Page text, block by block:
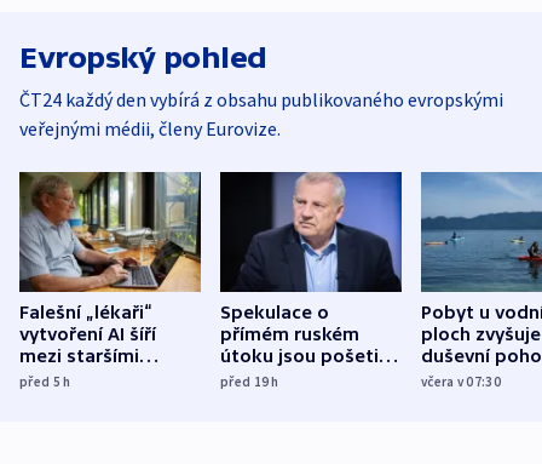
Evropský pohled
ČT24 každý den vybírá z obsahu publikovaného evropskými
veřejnými médii, členy Eurovize.
Falešní „lékaři“
vytvoření AI šíří
mezi staršími
Poláky nebezpečné
před 5h
Spekulace o
přímém ruském
útoku jsou pošetilé,
míní estonský
před 19h
Pobyt u
ploch zvyšuje
duševní
ukázala
včera v 07:30